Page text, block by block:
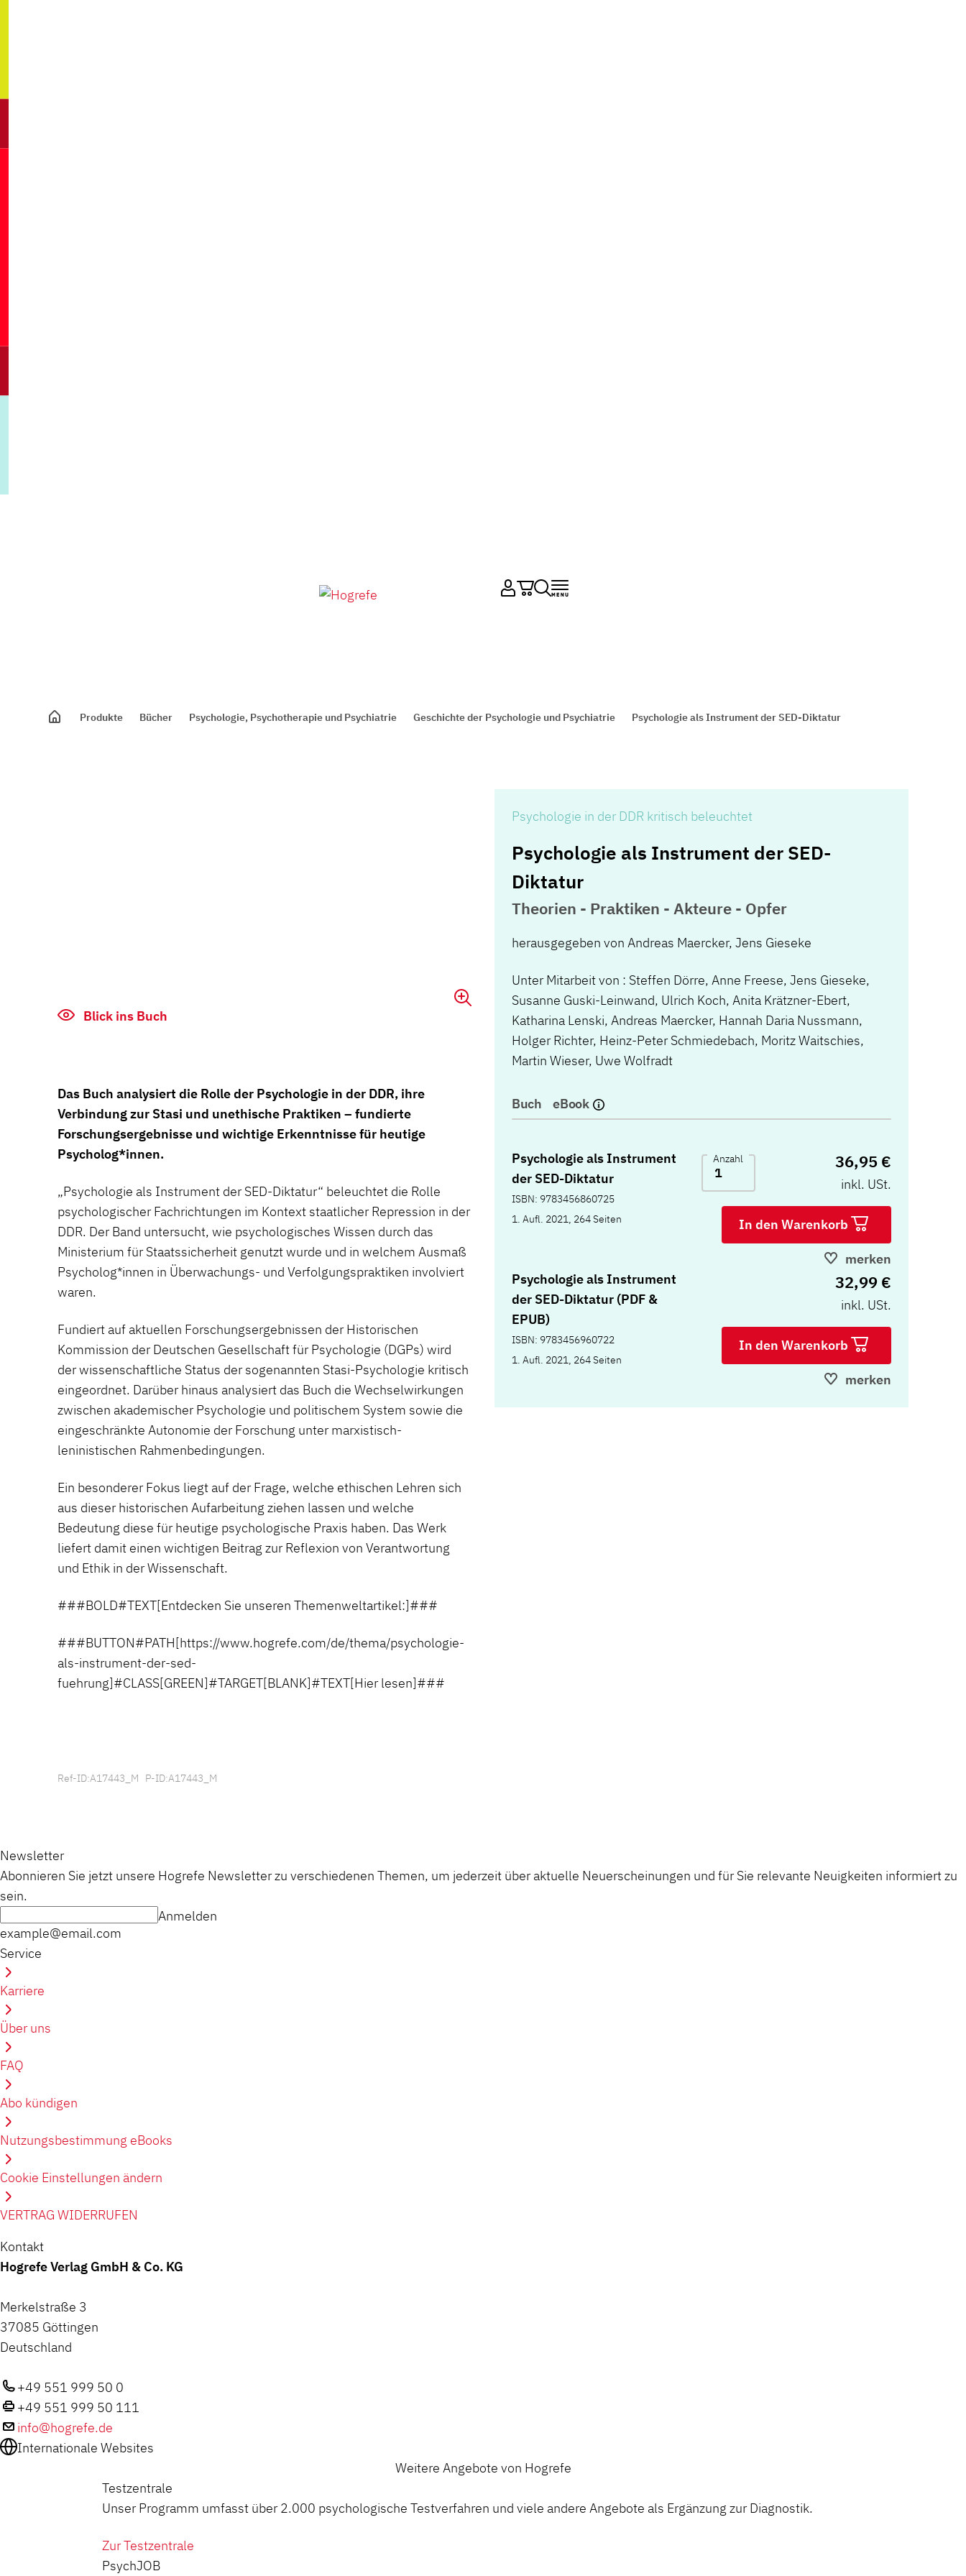
Produkte Bücher Psychologie, Psychotherapie und Psychiatrie Geschichte der Psychologie und Psychiatrie Psychologie als Instrument der SED-Diktatur
Psychologie in der DDR kritisch beleuchtet
Psychologie als Instrument der SED-
Diktatur
Theorien - Praktiken - Akteure - Opfer
herausgegeben von Andreas Maercker, Jens Gieseke
Unter Mitarbeit von : Steffen Dörre, Anne Freese, Jens Gieseke,
Susanne Guski-Leinwand, Ulrich Koch, Anita Krätzner-Ebert,
Katharina Lenski, Andreas Maercker, Hannah Daria Nussmann,
Holger Richter, Heinz-Peter Schmiedebach, Moritz Waitschies,
Martin Wieser, Uwe Wolfradt
Buch eBook
Psychologie als Instrument
der SED-Diktatur
ISBN: 9783456860725
1. Aufl. 2021, 264 Seiten
Anzahl 36,95 €
inkl. USt.
In den Warenkorb
merken
Psychologie als Instrument
der SED-Diktatur (PDF &
EPUB)
ISBN: 9783456960722
1. Aufl. 2021, 264 Seiten
32,99 €
inkl. USt.
In den Warenkorb
merken
Blick ins Buch
Das Buch analysiert die Rolle der Psychologie in der DDR, ihre
Verbindung zur Stasi und unethische Praktiken – fundierte
Forschungsergebnisse und wichtige Erkenntnisse für heutige
Psycholog*innen.
„Psychologie als Instrument der SED-Diktatur“ beleuchtet die Rolle
psychologischer Fachrichtungen im Kontext staatlicher Repression in der
DDR. Der Band untersucht, wie psychologisches Wissen durch das
Ministerium für Staatssicherheit genutzt wurde und in welchem Ausmaß
Psycholog*innen in Überwachungs- und Verfolgungspraktiken involviert
waren.
Fundiert auf aktuellen Forschungsergebnissen der Historischen
Kommission der Deutschen Gesellschaft für Psychologie (DGPs) wird
der wissenschaftliche Status der sogenannten Stasi-Psychologie kritisch
eingeordnet. Darüber hinaus analysiert das Buch die Wechselwirkungen
zwischen akademischer Psychologie und politischem System sowie die
eingeschränkte Autonomie der Forschung unter marxistisch-
leninistischen Rahmenbedingungen.
Ein besonderer Fokus liegt auf der Frage, welche ethischen Lehren sich
aus dieser historischen Aufarbeitung ziehen lassen und welche
Bedeutung diese für heutige psychologische Praxis haben. Das Werk
liefert damit einen wichtigen Beitrag zur Reflexion von Verantwortung
und Ethik in der Wissenschaft.
###BOLD#TEXT[Entdecken Sie unseren Themenweltartikel:]###
###BUTTON#PATH[https://www.hogrefe.com/de/thema/psychologie-
als-instrument-der-sed-
fuehrung]#CLASS[GREEN]#TARGET[BLANK]#TEXT[Hier lesen]###
Ref-ID:A17443_M P-ID:A17443_M
Newsletter
Abonnieren Sie jetzt unsere Hogrefe Newsletter zu verschiedenen Themen, um jederzeit über aktuelle Neuerscheinungen und für Sie relevante Neuigkeiten informiert zu
sein.
example@email.com
Anmelden
Service
Karriere
Über uns
FAQ
Abo kündigen
Nutzungsbestimmung eBooks
Cookie Einstellungen ändern
VERTRAG WIDERRUFEN
Kontakt
Hogrefe Verlag GmbH & Co. KG
Merkelstraße 3
37085 Göttingen
Deutschland
+49 551 999 50 0
+49 551 999 50 111
info@hogrefe.de
Internationale Websites
Weitere Angebote von Hogrefe
Testzentrale
Unser Programm umfasst über 2.000 psychologische Testverfahren und viele andere Angebote als Ergänzung zur Diagnostik.
Zur Testzentrale
PsychJOB